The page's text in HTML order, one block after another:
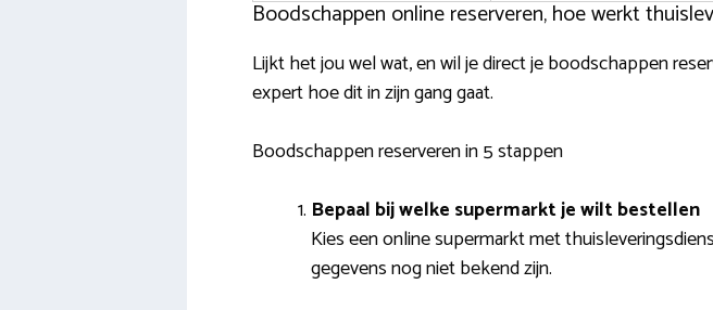
Boodschappen online reserveren, hoe werkt
Lijkt het jou wel wat, en wil je direct je boodschappen
expert hoe dit in zijn gang gaat.
Boodschappen reserveren in 5 stappen
Bepaal bij welke supermarkt je wilt bestellen
Kies een online supermarkt met
gegevens nog niet bekend zijn.